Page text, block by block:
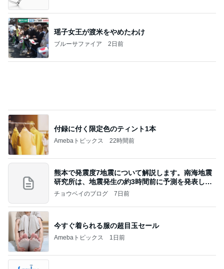
瑶子女王が渡米をやめたわけ
ブルーサファイア 2日前
付録に付く限定色のティント1本
Amebaトピックス 22時間前
熊本で発震度7地震について解説します。南海地震
研究所は、地震発生の約3時間前に予測を発表しま
した
チョウベイのブログ 7日前
今すぐ着られる服の超目玉セール
Amebaトピックス 1日前